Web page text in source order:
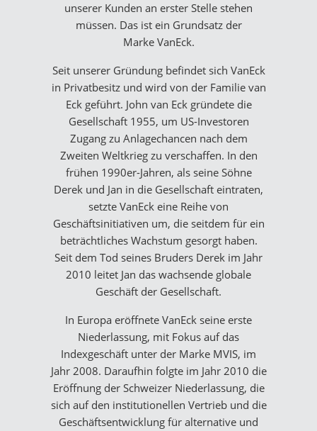
unserer Kunden an erster Stelle stehen
müssen. Das ist ein Grundsatz der
Marke VanEck.
Seit unserer Gründung befindet sich VanEck
in Privatbesitz und wird von der Familie van
Eck geführt. John van Eck gründete die
Gesellschaft 1955, um US-Investoren
Zugang zu Anlagechancen nach dem
Zweiten Weltkrieg zu verschaffen. In den
frühen 1990er-Jahren, als seine Söhne
Derek und Jan in die Gesellschaft eintraten,
setzte VanEck eine Reihe von
Geschäftsinitiativen um, die seitdem für ein
beträchtliches Wachstum gesorgt haben.
Seit dem Tod seines Bruders Derek im Jahr
2010 leitet Jan das wachsende globale
Geschäft der Gesellschaft.
In Europa eröffnete VanEck seine erste
Niederlassung, mit Fokus auf das
Indexgeschäft unter der Marke MVIS, im
Jahr 2008. Daraufhin folgte im Jahr 2010 die
Eröffnung der Schweizer Niederlassung, die
sich auf den institutionellen Vertrieb und die
Geschäftsentwicklung für alternative und